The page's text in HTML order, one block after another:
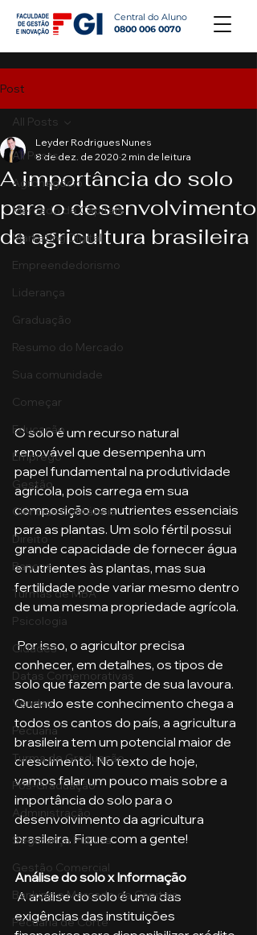
Central do Aluno
0800 006 0070
Post
All Posts
Agronegócio
Mercado de Capitais
Marketing Digital
Empreendedorismo
Liderança
Graduação
Resumo do Mercado
Sua comunidade
Começar
Educação
Emprego
Gestão
Ciências Contábeis
Direito
Bancos
Turmas de MBA
Psicologia
Cidades
Datas Comemorativas
Vendas
Pecuária
Turma de Graduação
Pós-Graduação
Administração
Segurança Publica
Gestão Comercial
Banking e Mercado de Capitais
Pecuária de Corte
All Posts
A importância do solo
para o desenvolvimento
da agricultura brasileira
Leyder Rodrigues Nunes
8 de dez. de 2020 2 min de leitura
O solo é um recurso natural
renovável que desempenha um
papel fundamental na produtividade
agrícola, pois carrega em sua
composição os nutrientes essenciais
para as plantas. Um solo fértil possui
grande capacidade de fornecer água
e nutrientes às plantas, mas sua
fertilidade pode variar mesmo dentro
de uma mesma propriedade agrícola.
Por isso, o agricultor precisa
conhecer, em detalhes, os tipos de
solo que fazem parte de sua lavoura.
Quando este conhecimento chega a
todos os cantos do país, a agricultura
brasileira tem um potencial maior de
crescimento. No texto de hoje,
vamos falar um pouco mais sobre a
importância do solo para o
desenvolvimento da agricultura
brasileira. Fique com a gente!
Análise do solo x Informação
A análise do solo é uma das
exigências das instituições